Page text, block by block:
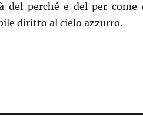
del perché e del per come
diritto al cielo azzurro.